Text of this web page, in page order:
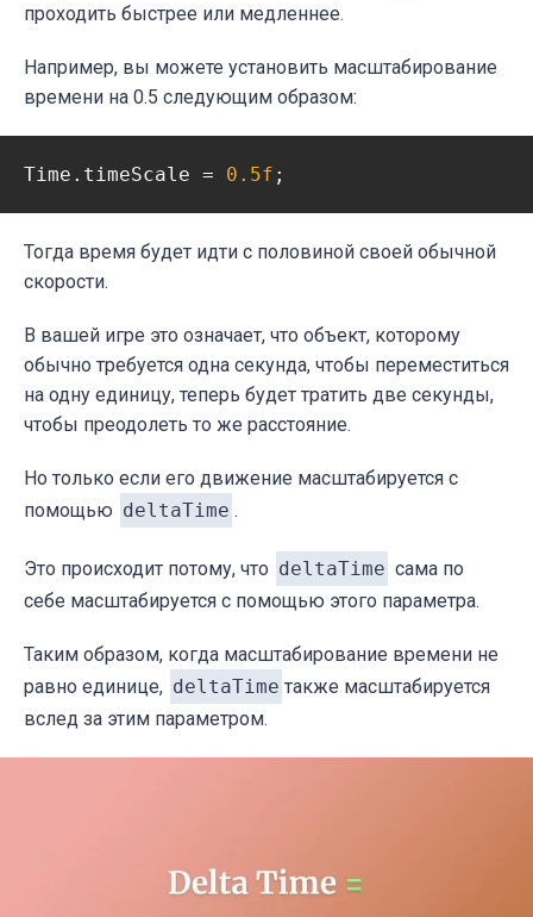
проходить быстрее или медленнее.
Например, вы можете установить масштабирование
времени на 0.5 следующим образом:
Time.timeScale = 0.5f ;
Тогда время будет идти с половиной своей обычной
скорости.
В вашей игре это означает, что объект, которому
обычно требуется одна секунда, чтобы переместиться
на одну единицу, теперь будет тратить две секунды,
чтобы преодолеть то же расстояние.
Но только если его движение масштабируется с
помощью deltaTime .
Это происходит потому, что deltaTime сама по
себе масштабируется с помощью этого параметра.
Таким образом, когда масштабирование времени не
равно единице, deltaTime также масштабируется
вслед за этим параметром.